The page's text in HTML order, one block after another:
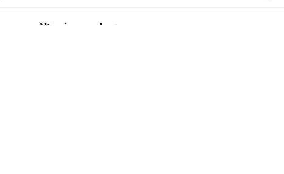
Altpapiersammlung
Der Erlös kommt dem Förderverein der Schule und somit den Kindern zu gute.